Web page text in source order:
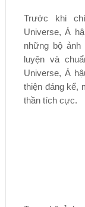
Trước khi
Universe, Á
những bộ
luyện và
Universe, Á
thiện đáng kể,
thần tích cực.